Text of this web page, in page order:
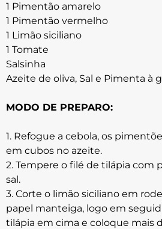
1 Pimentão amarelo
1 Pimentão vermelho
1 Limão siciliano
1 Tomate
Salsinha
Azeite de oliva, Sal e Pimenta à
MODO DE PREPARO:
1. Refogue a cebola, os
em cubos no azeite.
2. Tempere o filé de tilápia com
sal.
3. Corte o limão siciliano em
papel manteiga, logo em
tilápia em cima e coloque mais